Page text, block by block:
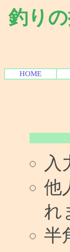
釣り
HOME
入
他
れ
半